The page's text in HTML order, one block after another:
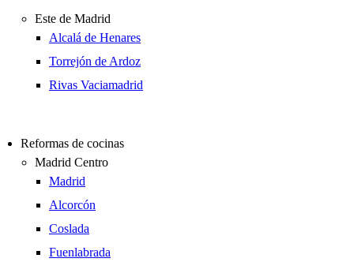
Este de Madrid
Alcalá de Henares
Torrejón de Ardoz
Rivas Vaciamadrid
Reformas de cocinas
Madrid Centro
Madrid
Alcorcón
Coslada
Fuenlabrada